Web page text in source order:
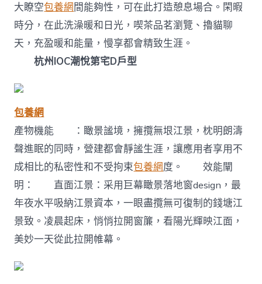
大瞭空包養網間能夠性，可在此打造憩息場合。閑暇
時分，在此洗澡暖和日光，喫茶品茗瀏覽、擼貓聊
天，充盈暖和能量，慢享都會精致生涯。
杭州IOC潮悅第宅D戶型
包養網
產物機能 ：瞰景謐境，擁攬無垠江景，枕明朗濤
聲進眠的同時，營建都會靜謐生涯，讓應用者享用不
成相比的私密性和不受拘束包養網度。 效能闡
明： 直面江景：采用巨幕瞰景落地窗design，最
年夜水平吸納江景資本，一眼盡攬無可復制的錢塘江
景致。凌晨起床，悄悄拉開窗簾，看陽光輝映江面，
美妙一天從此拉開帷幕。